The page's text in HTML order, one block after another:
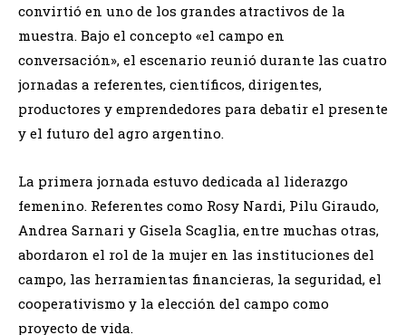
convirtió en uno de los grandes atractivos de la
muestra. Bajo el concepto «el campo en
conversación», el escenario reunió durante las cuatro
jornadas a referentes, científicos, dirigentes,
productores y emprendedores para debatir el presente
y el futuro del agro argentino.
La primera jornada estuvo dedicada al liderazgo
femenino. Referentes como Rosy Nardi, Pilu Giraudo,
Andrea Sarnari y Gisela Scaglia, entre muchas otras,
abordaron el rol de la mujer en las instituciones del
campo, las herramientas financieras, la seguridad, el
cooperativismo y la elección del campo como
proyecto de vida.